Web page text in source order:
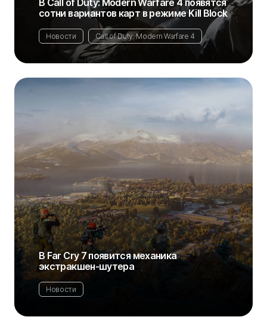
сотни вариантов карт в режиме Kill Block
Новости Call of Duty: Modern Warfare 4
В Far Cry 7 появится механика
экстракшен-шутера
Новости